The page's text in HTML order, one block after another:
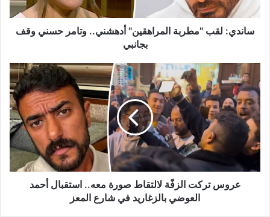
وقف
بجانبي
ساندي: لقب "مطربة المراهقين" أدهشني.. وتامر حسني وقف
بجانبي
عروس
تركت
الزفّة
لالتقاط
صورة
معه..
استقبال
أحمد
العوضي
بالزغاريدعروس تركت الزفّة لالتقاط صورة معه.. استقبال أحمد
العوضي بالزغاريد في شارع المعز